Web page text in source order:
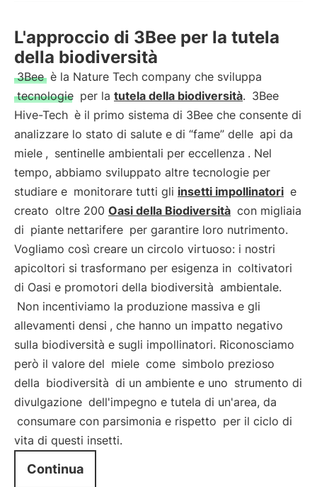
L'approccio di 3Bee per la tutela
della biodiversità
3Bee è la Nature Tech company che sviluppa
tecnologie per la tutela della biodiversità. 3Bee
Hive-Tech è il primo sistema di 3Bee che consente di
analizzare lo stato di salute e di “fame” delle api da
miele , sentinelle ambientali per eccellenza . Nel
tempo, abbiamo sviluppato altre tecnologie per
studiare e monitorare tutti gli insetti impollinatori e
creato oltre 200 Oasi della Biodiversità con migliaia
di piante nettarifere per garantire loro nutrimento.
Vogliamo così creare un circolo virtuoso: i nostri
apicoltori si trasformano per esigenza in coltivatori
di Oasi e promotori della biodiversità ambientale.
Non incentiviamo la produzione massiva e gli
allevamenti densi , che hanno un impatto negativo
sulla biodiversità e sugli impollinatori. Riconosciamo
però il valore del miele come simbolo prezioso
della biodiversità di un ambiente e uno strumento di
divulgazione dell'impegno e tutela di un'area, da
consumare con parsimonia e rispetto per il ciclo di
vita di questi insetti.
Continua